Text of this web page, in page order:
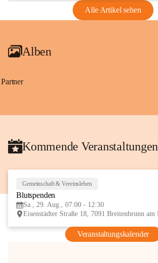
Alle Artikel sehen
Alben
Partner
Kommende Veranstaltungen
Gemeinschaft & Vereinsleben
Blutspenden
Sa., 29. Aug., 07:00 - 12:30
Veranstaltungskalender